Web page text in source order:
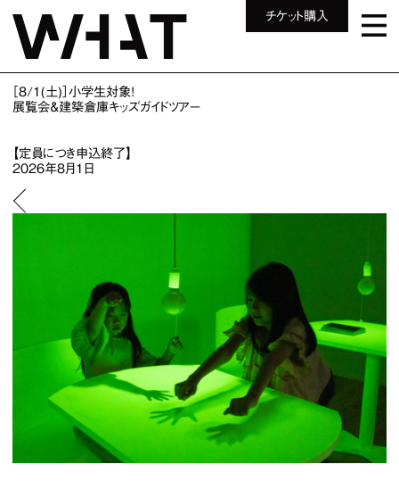
チケット購入
［8/1(土)］小学生対象！
展覧会＆建築倉庫キッズガイドツアー
【定員につき申込終了】
2026年8月1日